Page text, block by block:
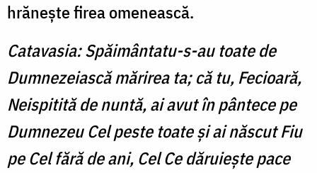
hrăneşte firea omenească.
Catavasia: Spăimântatu-s-au toate de
Dumnezeiască mărirea ta; că tu, Fecioară,
Neispitită de nuntă, ai avut în pântece pe
Dumnezeu Cel peste toate şi ai născut Fiu
pe Cel fără de ani, Cel Ce dăruieşte pace